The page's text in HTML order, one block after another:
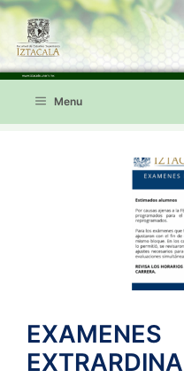
Saltar
contenido
Menu
EXAMENES